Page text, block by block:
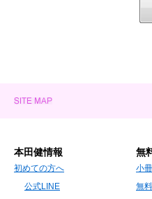
本田健情報
初めての方へ
公式LINE
無
小
無